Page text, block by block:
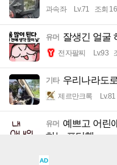
과속좌 Lv.71 조회
유머 잘생긴 얼굴
전자팔찌 Lv.93
기타 우리나라도
제르만크록 Lv.81
유머 예쁘고 어린
하는 포티햄..
AD